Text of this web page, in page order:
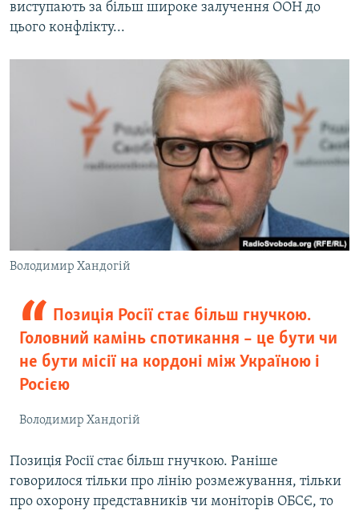
виступають за більш широке залучення ООН до
цього конфлікту...
Володимир Хандогій
Позиція Росії стає більш гнучкою.
Головний камінь спотикання – це бути чи
не бути місії на кордоні між Україною і
Росією
Володимир Хандогій
Позиція Росії стає більш гнучкою. Раніше
говорилося тільки про лінію розмежування, тільки
про охорону представників чи моніторів ОБСЄ, то